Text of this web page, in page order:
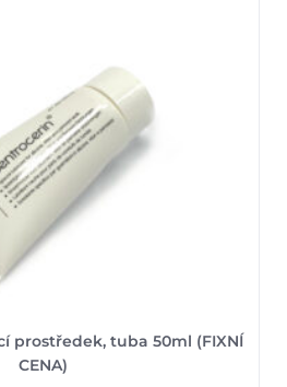
prostředek, tuba 50ml (FIXNÍ
CENA)